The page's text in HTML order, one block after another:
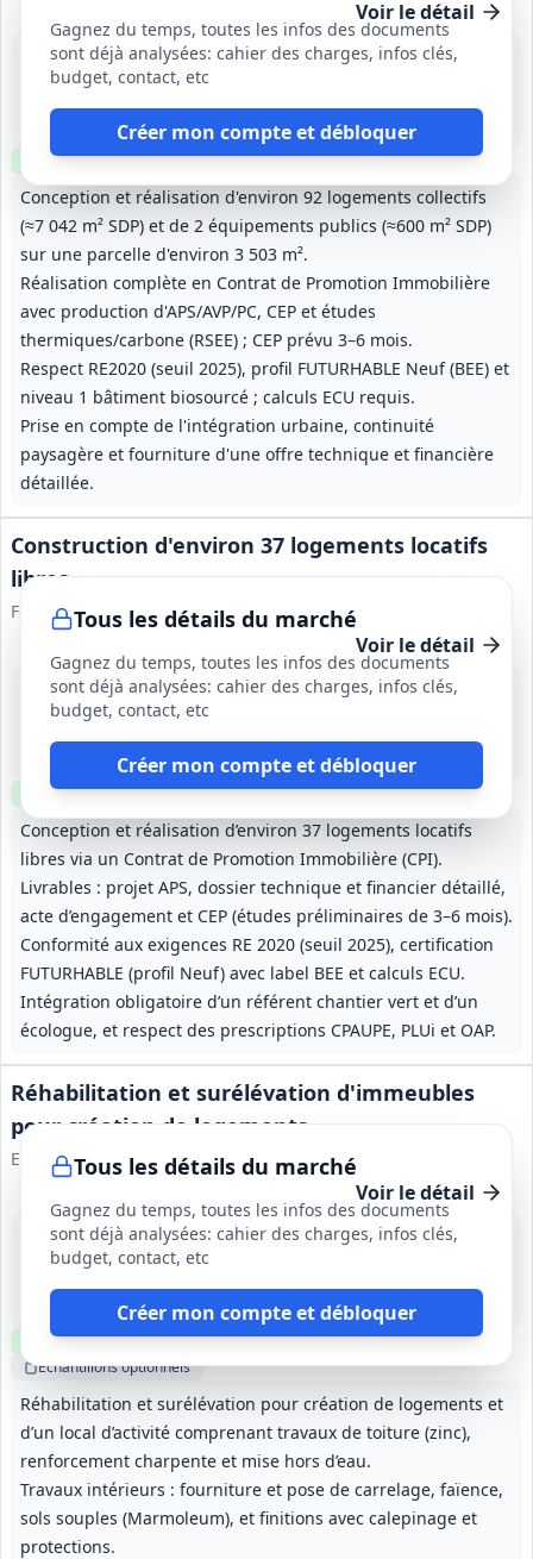
Gagnez du temps, toutes les infos des documents
sont déjà analysées: cahier des charges, infos clés,
budget, contact, etc
Créer mon compte et débloquer
Voir le détail
Conception et réalisation d'environ 92 logements collectifs
(≈7 042 m² SDP) et de 2 équipements publics (≈600 m² SDP)
sur une parcelle d'environ 3 503 m².
Réalisation complète en Contrat de Promotion Immobilière
avec production d'APS/AVP/PC, CEP et études
thermiques/carbone (RSEE) ; CEP prévu 3–6 mois.
Respect RE2020 (seuil 2025), profil FUTURHABLE Neuf (BEE) et
niveau 1 bâtiment biosourcé ; calculs ECU requis.
Prise en compte de l'intégration urbaine, continuité
paysagère et fourniture d'une offre technique et financière
détaillée.
18 sept. 2026
Choisy-le-Roi (94)
Clause environnementale
Tous les détails du marché
Gagnez du temps, toutes les infos des documents
sont déjà analysées: cahier des charges, infos clés,
budget, contact, etc
Créer mon compte et débloquer
Construction d'environ 37 logements locatifs
libres
Foncière Logement
Voir le détail
Conception et réalisation d’environ 37 logements locatifs
libres via un Contrat de Promotion Immobilière (CPI).
Livrables : projet APS, dossier technique et financier détaillé,
acte d’engagement et CEP (études préliminaires de 3–6 mois).
Conformité aux exigences RE 2020 (seuil 2025), certification
FUTURHABLE (profil Neuf) avec label BEE et calculs ECU.
Intégration obligatoire d’un référent chantier vert et d’un
écologue, et respect des prescriptions CPAUPE, PLUi et OAP.
18 sept. 2026
Orly (94)
Clause environnementale
Tous les détails du marché
Gagnez du temps, toutes les infos des documents
sont déjà analysées: cahier des charges, infos clés,
budget, contact, etc
Créer mon compte et débloquer
Réhabilitation et surélévation d'immeubles
pour création de logements
Elogie-Siemp
Voir le détail
Réhabilitation et surélévation pour création de logements et
d’un local d’activité comprenant travaux de toiture (zinc),
renforcement charpente et mise hors d’eau.
Travaux intérieurs : fourniture et pose de carrelage, faïence,
sols souples (Marmoleum), et finitions avec calepinage et
protections.
21 sept. 2026
Paris (75)
Non précisé
Clause environnementale Clause sociale Visiteoptionnelle
Échantillonsoptionnels